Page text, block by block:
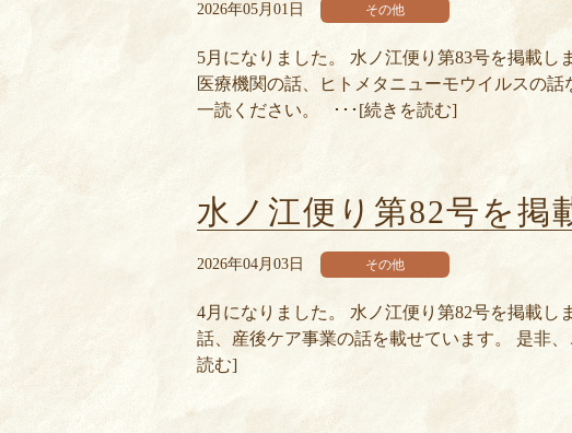
2026年05月01日 その他
5月になりました。 水ノ江便り第83号を掲載
医療機関の話、ヒトメタニューモウイルスの
一読ください。 ･･･[続きを読む]
水ノ江便り第82号を掲
2026年04月03日 その他
4月になりました。 水ノ江便り第82号を掲載し
話、産後ケア事業の話を載せています。 是非
読む]